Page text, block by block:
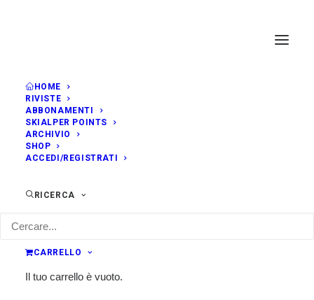
HOME
RIVISTE
ABBONAMENTI
SKIALPER POINTS
ARCHIVIO
SHOP
ACCEDI/REGISTRATI
RICERCA
CARRELLO
Il tuo carrello è vuoto.